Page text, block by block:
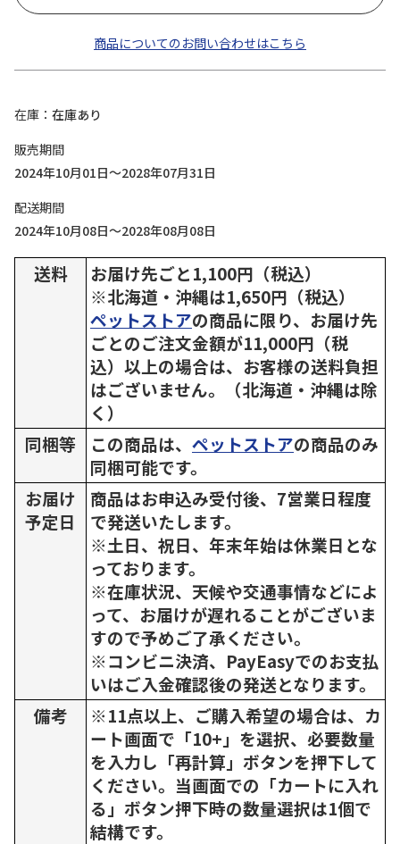
商品についてのお問い合わせはこちら
在庫
在庫あり
販売期間
2024年10月01日～2028年07月31日
配送期間
2024年10月08日～2028年08月08日
送料
お届け先ごと1,100円（税込）
※北海道・沖縄は1,650円（税込）
ペットストアの商品に限り、お届け先
ごとのご注文金額が11,000円（税
込）以上の場合は、お客様の送料負担
はございません。（北海道・沖縄は除
く）
同梱等
この商品は、 ペットストアの商品のみ
同梱可能です。
お届け
予定日
商品はお申込み受付後、7営業日程度
で発送いたします。
※土日、祝日、年末年始は休業日とな
っております。
※在庫状況、天候や交通事情などによ
って、お届けが遅れることがございま
すので予めご了承ください。
※コンビニ決済、PayEasyでのお支払
いはご入金確認後の発送となります。
備考
※11点以上、ご購入希望の場合は、カ
ート画面で「10+」を選択、必要数量
を入力し「再計算」ボタンを押下して
ください。当画面での「カートに入れ
る」ボタン押下時の数量選択は1個で
結構です。